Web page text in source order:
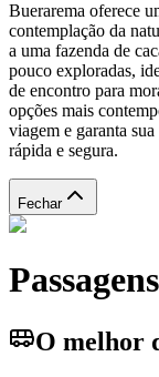
Buerarema oferece
contemplação da
a uma fazenda de
pouco exploradas,
de encontro para
opções mais
viagem e garanta
rápida e segura.
Fechar
O melhor